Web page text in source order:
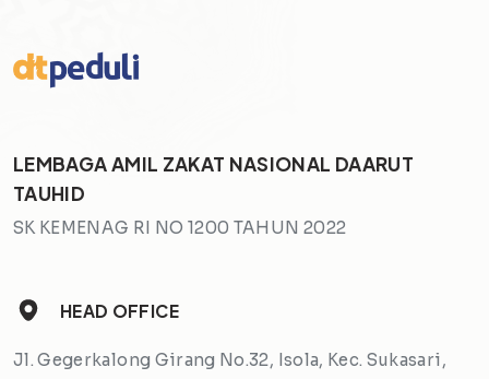
LEMBAGA AMIL ZAKAT NASIONAL DAARUT
TAUHID
SK KEMENAG RI NO 1200 TAHUN 2022
HEAD OFFICE
Jl. Gegerkalong Girang No.32, Isola, Kec. Sukasari,